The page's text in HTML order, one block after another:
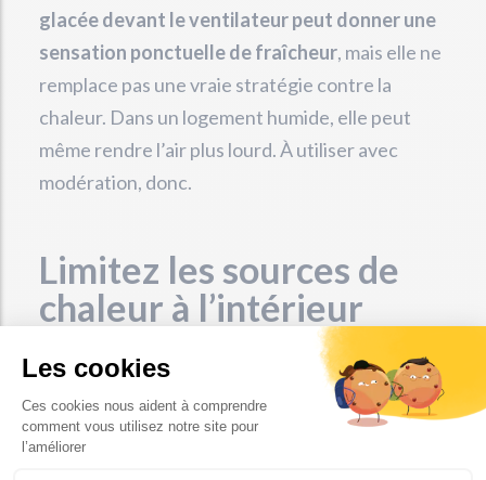
glacée devant le ventilateur peut donner une
sensation ponctuelle de fraîcheur, mais elle ne
remplace pas une vraie stratégie contre la
chaleur. Dans un logement humide, elle peut
même rendre l’air plus lourd. À utiliser avec
modération, donc.
Limitez les sources de
chaleur à l’intérieur
Pendant une période de forte chaleur,tout ce
qui chauffe à l’intérieur compte
Four, plaques
de cuisson, ordinateur fixe, console de jeux,